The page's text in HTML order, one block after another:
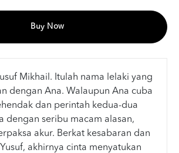
Buy Now
Mikhail. Itulah nama lelaki yang
dengan Ana. Walaupun Ana cuba
dan perintah kedua-dua
dengan seribu macam alasan,
akur. Berkat kesabaran dan
akhirnya cinta menyatukan